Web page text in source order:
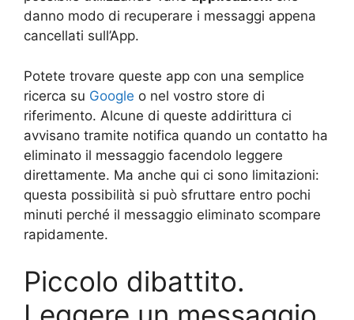
danno modo di recuperare i messaggi appena
cancellati sull’App.
Potete trovare queste app con una semplice
ricerca su Google o nel vostro store di
riferimento. Alcune di queste addirittura ci
avvisano tramite notifica quando un contatto ha
eliminato il messaggio facendolo leggere
direttamente. Ma anche qui ci sono limitazioni:
questa possibilità si può sfruttare entro pochi
minuti perché il messaggio eliminato scompare
rapidamente.
Piccolo dibattito.